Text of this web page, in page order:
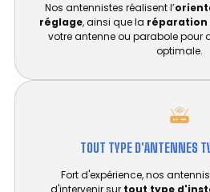
Nos antennistes réalisent l’
réglage, ainsi que la réparation
votre antenne ou parabole pour
optimale.
TOUT TYPE D'ANTENNES
Fort d'expérience, nos
d'intervenir sur tout type